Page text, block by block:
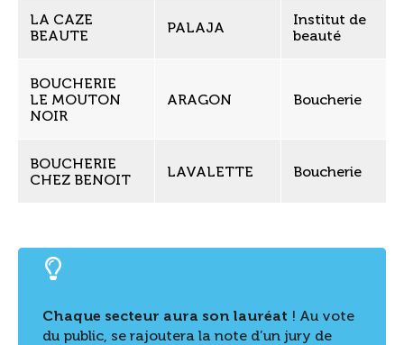
LA CAZE
BEAUTE
PALAJA
Institut de
beauté
BOUCHERIE
LE MOUTON
NOIR
ARAGON Boucherie
BOUCHERIE
CHEZ BENOIT
LAVALETTE Boucherie
Chaque secteur aura son lauréat ! Au vote
du public, se rajoutera la note d’un jury de